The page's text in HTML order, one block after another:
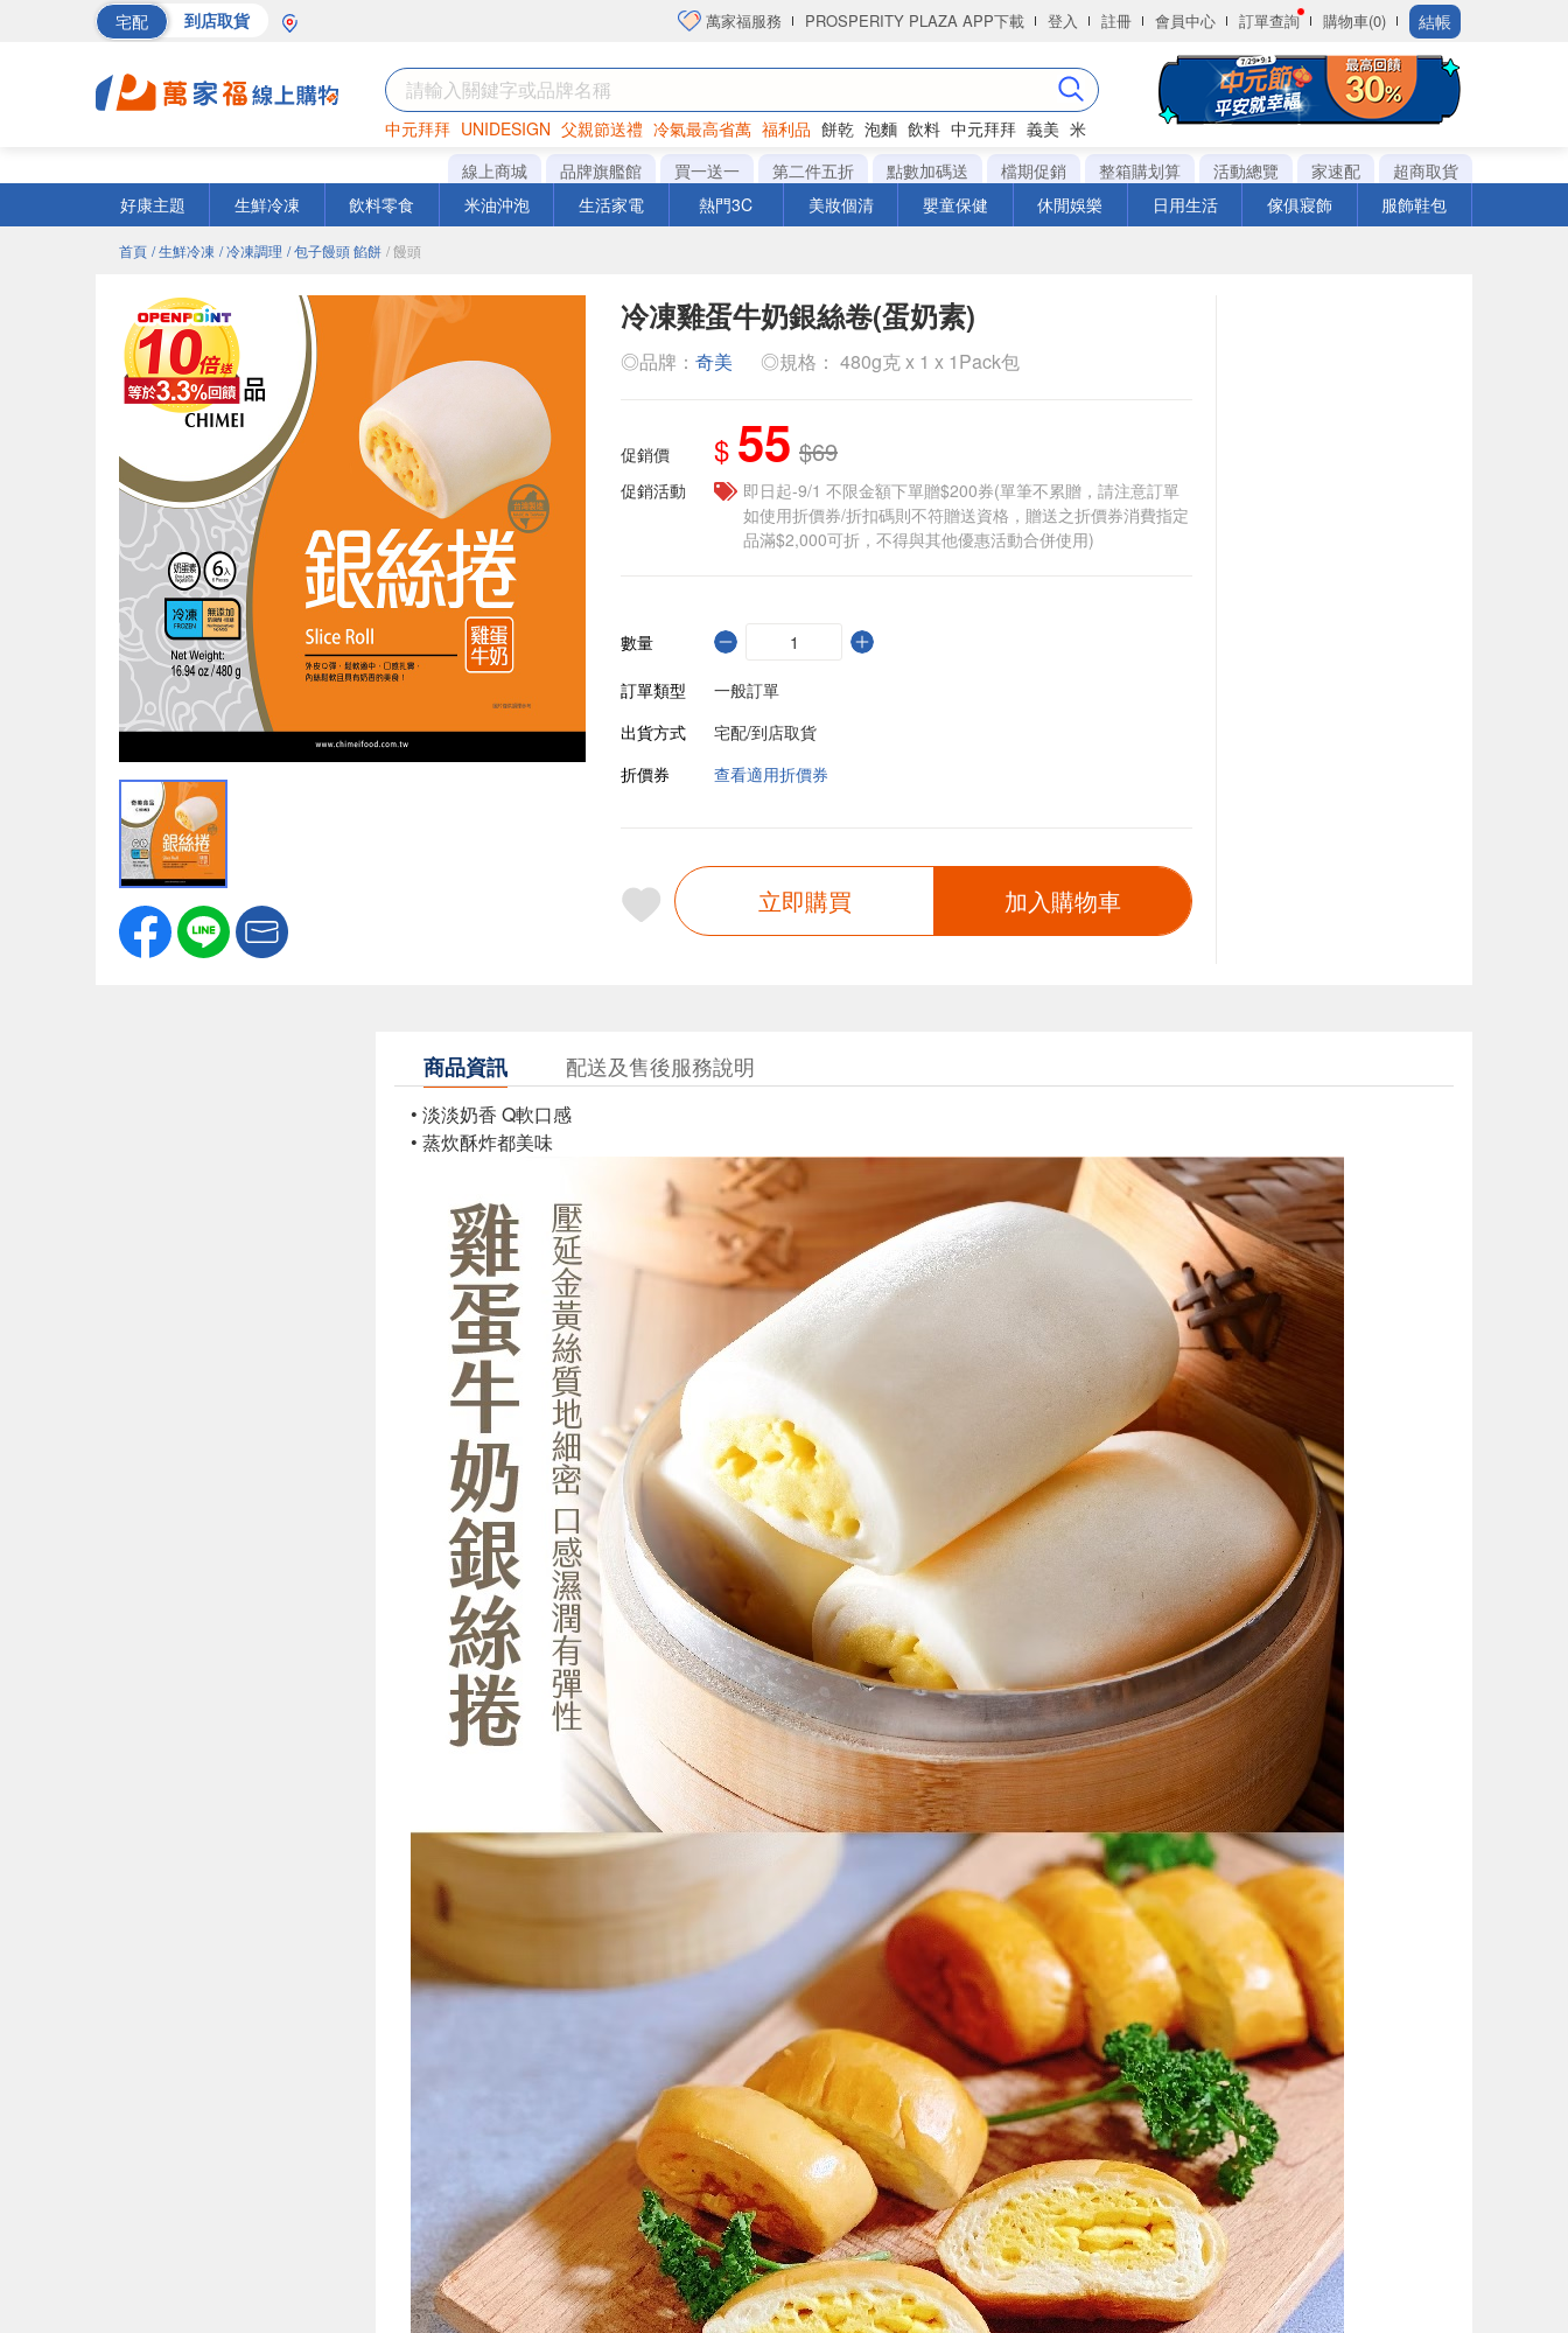
宅配 到店取貨 萬家福服務 PROSPERITY PLAZA APP下載 登入 註冊 會員中心 訂單查詢 購物車(0) 結帳
中元拜拜 UNIDESIGN 父親節送禮 冷氣最高省萬 福利品 餅乾 泡麵 飲料 中元拜拜 義美 米
巧克力 罐頭 衛生紙
線上商城 品牌旗艦館 買一送一 第二件五折 點數加碼送 檔期促銷 整箱購划算 活動總覽 家速配
超商取貨
好康主題
生鮮冷凍 飲料零食 米油沖泡 生活家電 熱門3C 美妝個清 嬰童保健 休閒娛樂 日用生活 傢俱寢飾 服飾鞋包
首頁 / 生鮮冷凍 / 冷凍調理 / 包子饅頭 餡餅 / 饅頭
冷凍雞蛋牛奶銀絲卷(蛋奶素)
◎品牌： 奇美 ◎規格： 480g克 x 1 x 1Pack包
促銷價 $ 55 $69
促銷活動
即日起-9/1 不限金額下單贈$200券(單筆不累贈，請注意訂單
如使用折價券/折扣碼則不符贈送資格，贈送之折價券消費指定
品滿$2,000可折，不得與其他優惠活動合併使用)
數量
訂單類型
一般訂單
出貨方式
宅配/到店取貨
折價券
查看適用折價券
立即購買 加入購物車
商品資訊 配送及售後服務說明
• 淡淡奶香 Q軟口感
• 蒸炊酥炸都美味